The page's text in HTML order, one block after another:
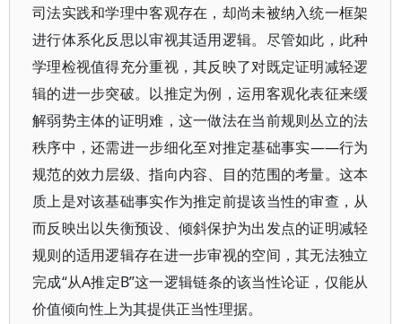
司法实践和学理中客观存在，却尚未被纳入统一框架
进行体系化反思以审视其适用逻辑。尽管如此，此种
学理检视值得充分重视，其反映了对既定证明减轻逻
辑的进一步突破。以推定为例，运用客观化表征来缓
解弱势主体的证明难，这一做法在当前规则丛立的法
秩序中，还需进一步细化至对推定基础事实——行为
规范的效力层级、指向内容、目的范围的考量。这本
质上是对该基础事实作为推定前提该当性的审查，从
而反映出以失衡预设、倾斜保护为出发点的证明减轻
规则的适用逻辑存在进一步审视的空间，其无法独立
完成“从A推定B”这一逻辑链条的该当性论证，仅能从
价值倾向性上为其提供正当性理据。